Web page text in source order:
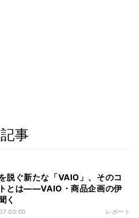
事
脱ぐ新たな「VAIO」、そのコ
とは――VAIO・商品企画の伊
く
00:00 レポート